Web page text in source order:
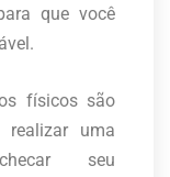
que você
físicos são
uma
seu